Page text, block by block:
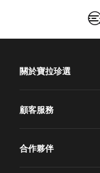
關於寶拉珍選
專業國際團隊
顧客服務
合作夥伴